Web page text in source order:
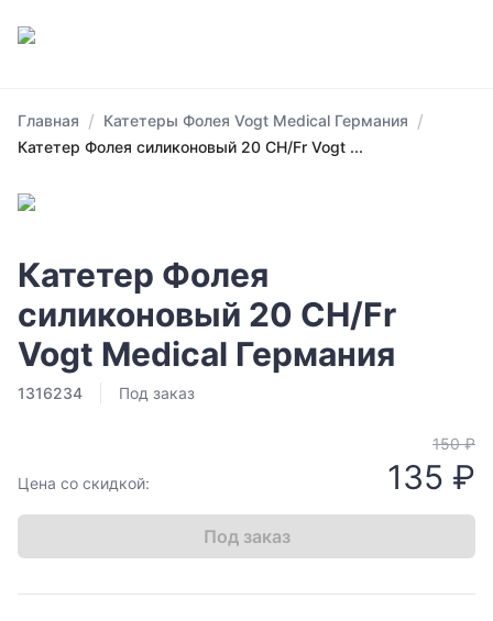
Главная / Катетеры Фолея Vogt Medical Германия /
Катетер Фолея силиконовый 20 СН/Fr Vogt ...
Катетер Фолея
силиконовый 20 СН/Fr
Vogt Medical Германия
1316234 Под заказ
Цена со скидкой:
150 ₽
135 ₽
Под заказ